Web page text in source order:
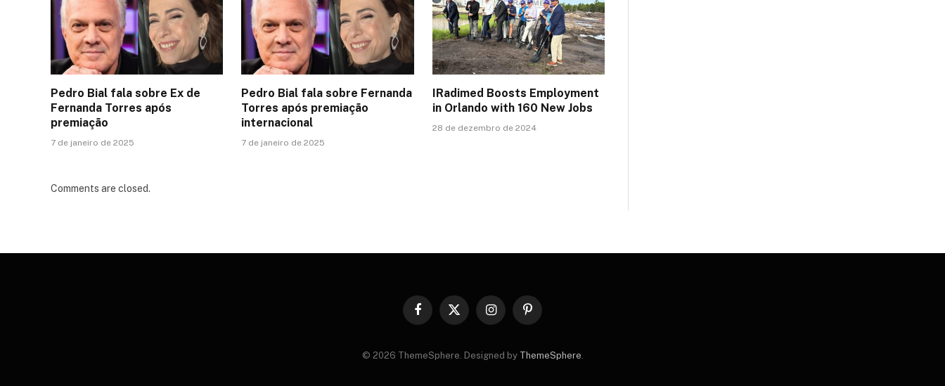
Pedro Bial fala sobre Ex de
Fernanda Torres após
premiação
7 de janeiro de 2025
Pedro Bial fala sobre Fernanda
Torres após premiação
internacional
7 de janeiro de 2025
IRadimed Boosts Employment
in Orlando with 160 New Jobs
28 de dezembro de 2024
Comments are closed.
Facebook
X
InstagramPinterest
© 2026 ThemeSphere. Designed by ThemeSphere